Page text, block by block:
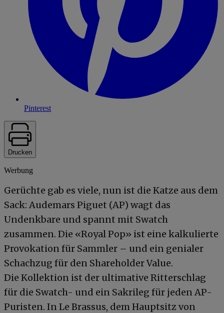
Pinterest
Drucken
Werbung
Gerüchte gab es viele, nun ist die Katze aus dem
Sack: Audemars Piguet (AP) wagt das
Undenkbare und spannt mit Swatch
zusammen. Die «Royal Pop» ist eine kalkulierte
Provokation für Sammler – und ein genialer
Schachzug für den Shareholder Value.
Die Kollektion ist der ultimative Ritterschlag
für die Swatch- und ein Sakrileg für jeden AP-
Puristen. In Le Brassus, dem Hauptsitz von